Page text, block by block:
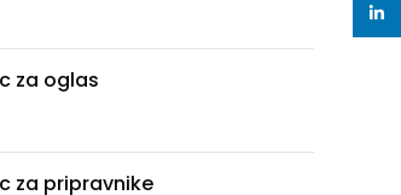
za oglas
za pripravnike